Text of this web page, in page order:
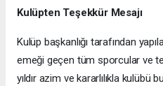
Kulüpten Teşekkür Mesajı
Kulüp başkanlığı tarafından
emeği geçen tüm sporcular ve
yıldır azim ve kararlılıkla kulübü